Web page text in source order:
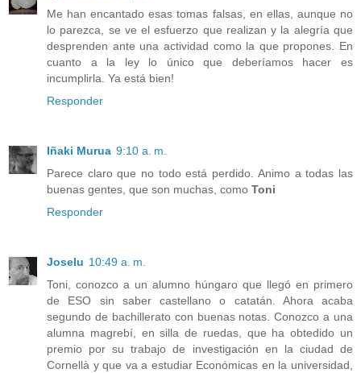
Me han encantado esas tomas falsas, en ellas, aunque no
lo parezca, se ve el esfuerzo que realizan y la alegría que
desprenden ante una actividad como la que propones. En
cuanto a la ley lo único que deberíamos hacer es
incumplirla. Ya está bien!
Responder
Iñaki Murua 9:10 a. m.
Parece claro que no todo está perdido. Animo a todas las
buenas gentes, que son muchas, como Toni
Responder
Joselu 10:49 a. m.
Toni, conozco a un alumno húngaro que llegó en primero
de ESO sin saber castellano o catatán. Ahora acaba
segundo de bachillerato con buenas notas. Conozco a una
alumna magrebí, en silla de ruedas, que ha obtedido un
premio por su trabajo de investigación en la ciudad de
Cornellà y que va a estudiar Económicas en la universidad,